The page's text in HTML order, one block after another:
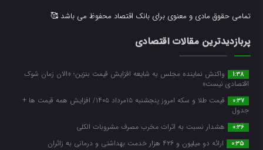
تمامی حقوق مادی و معنوی برای بانک اقتصاد محفوظ می باشد 🥰
پربازدیدترین مقالات اقتصادی
1:38
واکنش نماینده مجلس به شایعه افزایش قیمت بنزین؛ «الان زمان شوک
اقتصادی نیست»
0:37
قیمت طلا و سکه امروز پنجشنبه ۱۵مرداد ۱۴۰۵/ افزایش همه قیمت ها +
جدول
0:36 هشدار نسبت به اثرات مخرب مصرف مشروبات الکلی
0:35 ارائه دو میلیون و ۴۲۶ هزار خدمت بهداشتی و درمانی به زائران